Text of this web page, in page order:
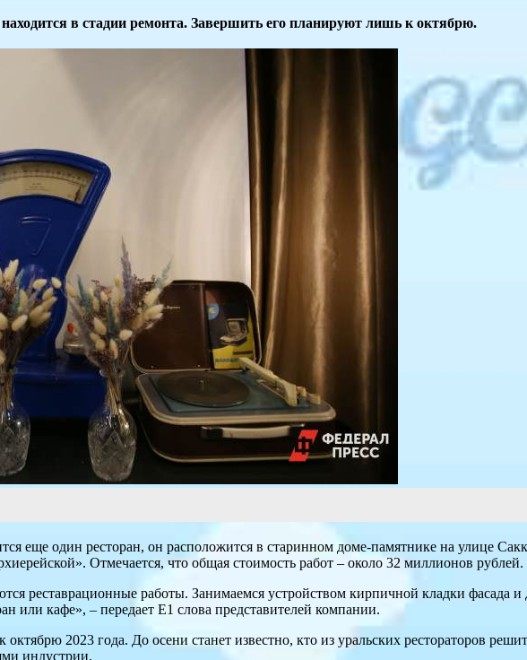
в стадии ремонта. Завершить его планируют лишь к октябрю.
еще один ресторан, он расположится в старинном доме-памятнике на улице
Отмечается, что общая стоимость работ – около 32 миллионов рублей.
реставрационные работы. Занимаемся устройством кирпичной кладки фасада
или кафе», – передает Е1 слова представителей компании.
2023 года. До осени станет известно, кто из уральских рестораторов
индустрии.